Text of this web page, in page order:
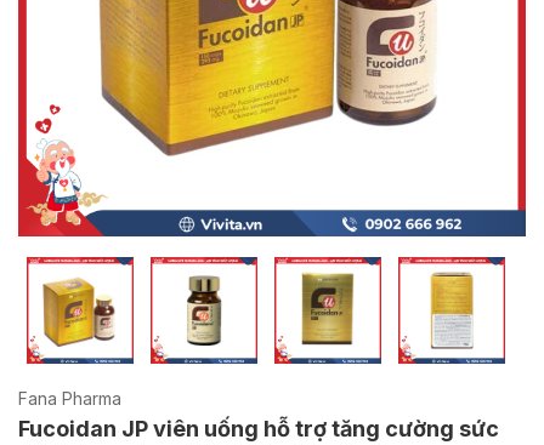
Fana Pharma
Fucoidan JP viên uống hỗ trợ tăng cường sức